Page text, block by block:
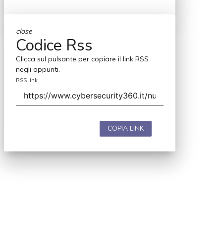
close
Codice Rss
Clicca sul pulsante per copiare il link RSS
negli appunti.
RSS link
COPIA LINK